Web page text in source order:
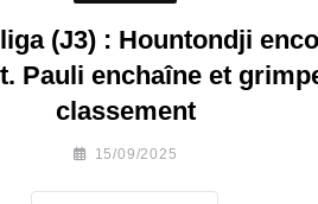
(J3) : Hountondji
Pauli enchaîne et
classement
15/09/2025